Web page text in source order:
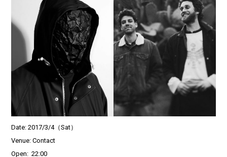
Date: 2017/3/4（Sat）
Venue: Contact
Open: 22:00